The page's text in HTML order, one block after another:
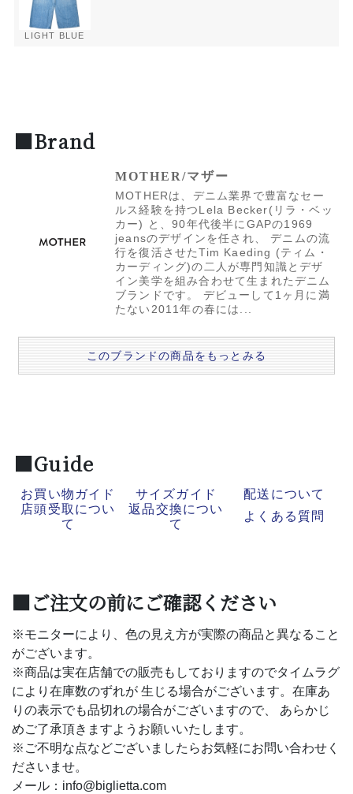
LIGHT BLUE
■Brand
MOTHER/マザー
MOTHERは、デニム業界で豊富なセー
ルス経験を持つLela Becker(リラ・ベッ
カー) と、90年代後半にGAPの1969
jeansのデザインを任され、 デニムの流
行を復活させたTim Kaeding (ティム・
カーディング)の二人が専門知識とデザ
イン美学を組み合わせて生まれたデニム
ブランドです。 デビューして1ヶ月に満
たない2011年の春には...
このブランドの商品をもっとみる
■Guide
お買い物ガイド サイズガイド
配送について
店頭受取につい
て
返品交換につい
て
よくある質問
■ご注文の前にご確認ください
※モニターにより、色の見え方が実際の商品と異なること
がございます。
※商品は実在店舗での販売もしておりますのでタイムラグ
により在庫数のずれが 生じる場合がございます。在庫あ
りの表示でも品切れの場合がございますので、 あらかじ
めご了承頂きますようお願いいたします。
※ご不明な点などございましたらお気軽にお問い合わせく
ださいませ。
メール：info@biglietta.com